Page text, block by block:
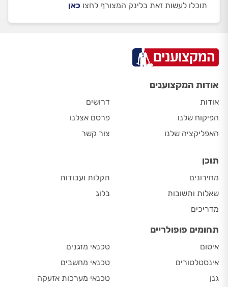
תוכלו לעשות זאת בלינק המצורף לחצו כאן
אודות המקצוענים
אודות
הפיקוח שלנו
האפליקציה שלנו
דרושים
פרסם אצלנו
צור קשר
תוכן
מחירונים
שאלות ותשובות
מדריכים
תקלות ועבודות
בלוג
תחומים פופולריים
איטום
אינסטלטורים
גנן
טכנאי מזגנים
טכנאי מחשבים
טכנאי מערכות אזעקה